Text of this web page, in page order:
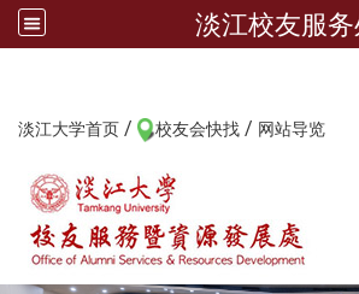
淡江校友服务
淡江大学首页 / 校友会快找 / 网站导览